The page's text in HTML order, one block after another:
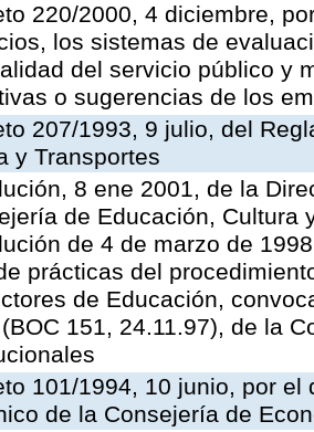
220/2000, 4 diciembre,
los sistemas de
del servicio público y
o sugerencias de los
207/1993, 9 julio, del
y Transportes
8 ene 2001, de la
de Educación, Cultura
de 4 de marzo de
prácticas del
de Educación,
151, 24.11.97), de la
101/1994, 10 junio, por
de la Consejería de